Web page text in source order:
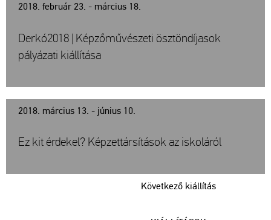
2018. február 23. - március 18.
Derkó2018 | Képzőművészeti ösztöndíjasok
pályázati kiállítása
2018. március 13. - június 10.
Következő kiállítás
Ez kit érdekel? Képzettársítások az iskoláról